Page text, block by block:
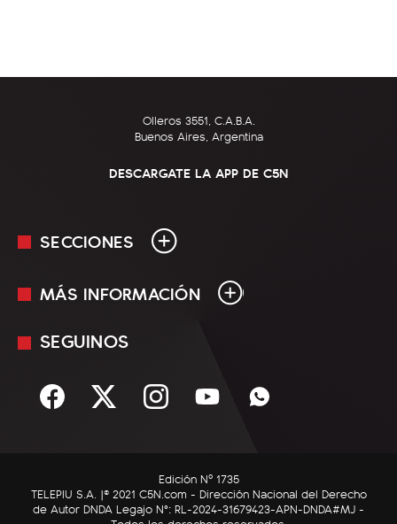
Olleros 3551, C.A.B.A.
Buenos Aires, Argentina
DESCARGATE LA APP DE C5N
SECCIONES
En Vivo
Sociedad
C5N Autos
RatingCero
MÁS INFORMACIÓN
Mediakit
Términos y condiciones
SEGUINOS
Edición Nº 1735
TELEPIU S.A. |© 2021 C5N.com - Dirección Nacional del Derecho
de Autor DNDA Legajo N°: RL-2024-31679423-APN-DNDA#MJ -